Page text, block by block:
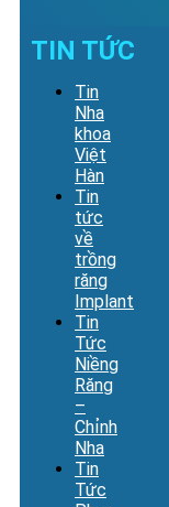
TIN TỨC
Tin
Nha
khoa
Việt
Hàn
Tin
tức
về
trồng
răng
Implant
Tin
Tức
Niềng
Răng
–
Chỉnh
Nha
Tin
Tức